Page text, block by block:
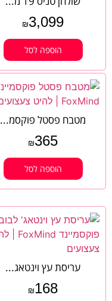
₪3,099
הוספה לסל
מטבח פסטל פוקסמ...
₪365
הוספה לסל
עריסת עץ וינטאג...
₪168